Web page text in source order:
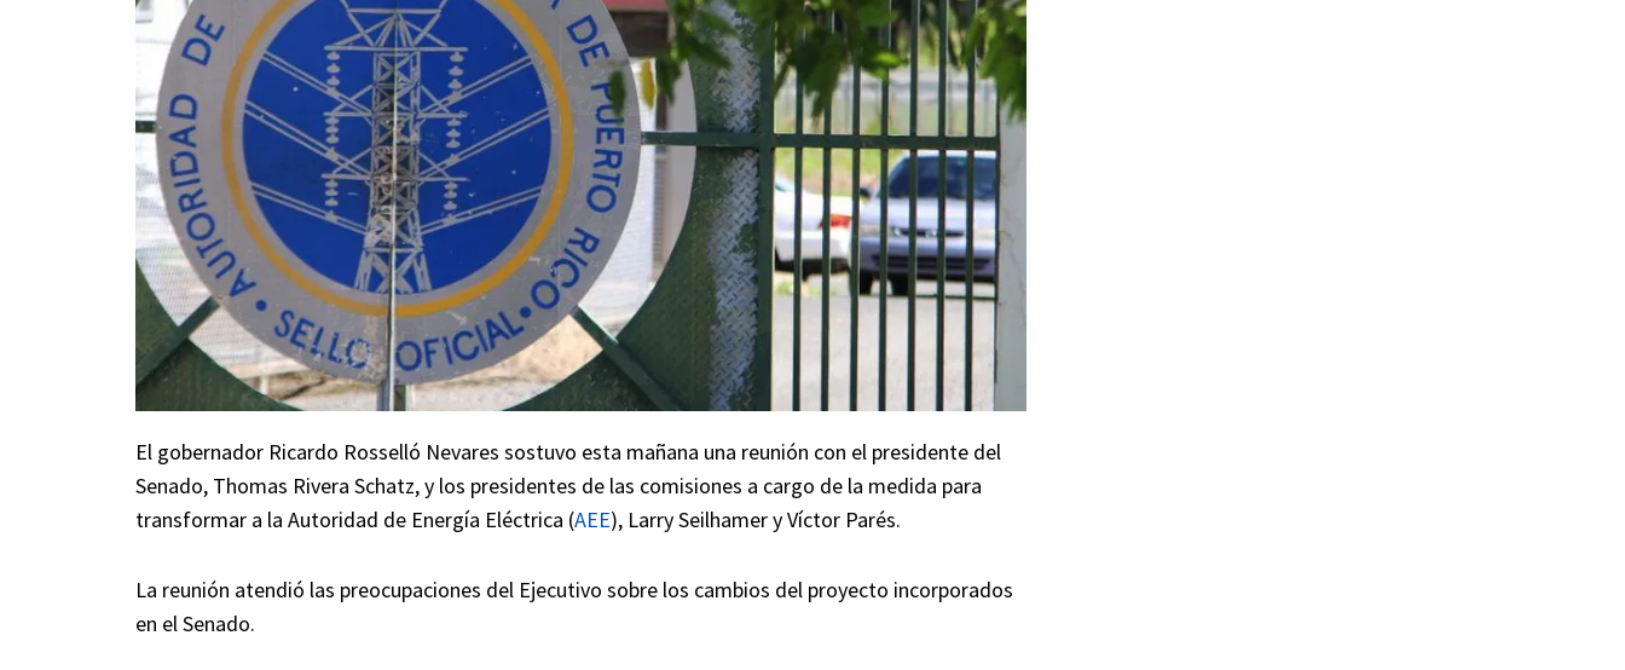
El gobernador Ricardo Rosselló Nevares sostuvo esta mañana una reunión con el presidente del
Senado, Thomas Rivera Schatz, y los presidentes de las comisiones a cargo de la medida para
transformar a la Autoridad de Energía Eléctrica (AEE), Larry Seilhamer y Víctor Parés.
La reunión atendió las preocupaciones del Ejecutivo sobre los cambios del proyecto incorporados
en el Senado.